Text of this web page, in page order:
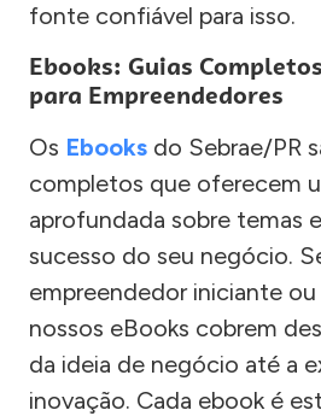
fonte confiável para isso.
Ebooks: Guias
para Empreendedores
Os Ebooks do Sebrae/PR
completos que oferecem
aprofundada sobre temas
sucesso do seu negócio.
empreendedor iniciante
nossos eBooks cobrem
da ideia de negócio até a
inovação. Cada ebook é